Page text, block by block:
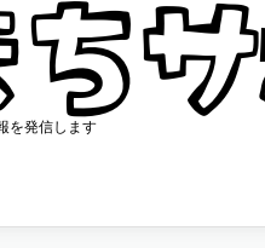
を発信します